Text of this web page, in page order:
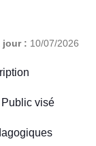
jour : 10/07/2026
Public visé